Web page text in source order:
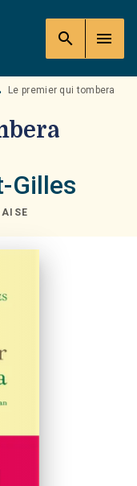
search menu
• Le premier qui tombera
Gilles